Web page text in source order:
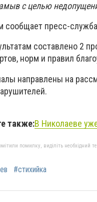
с целью
сообщает пресс-
составлено 2
норм и правил
направлены на
также:В Николаеве
помилку, виділіть необхідний
#стихийка